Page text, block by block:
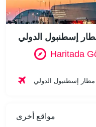
إسطنبول الدولي
Haritada
إسطنبول الدولي
مواقع أخرى